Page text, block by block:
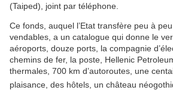
(Taiped), joint par téléphone.
Ce fonds, auquel l’Etat transfère peu à
vendables, a un catalogue qui donne le
aéroports, douze ports, la compagnie
chemins de fer, la poste, Hellenic
thermales, 700 km d’autoroutes, une
plaisance, des hôtels, un château